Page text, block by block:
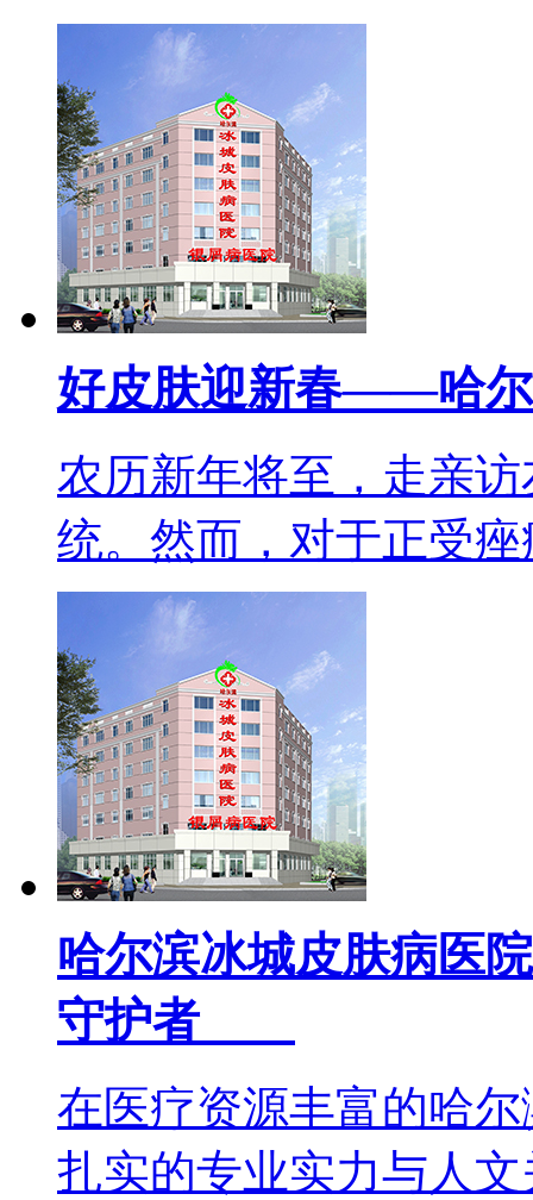
好皮肤迎新春——哈尔
农历新年将至，走亲
统。然而，对于正受
哈尔滨冰城皮肤病医
守护者
在医疗资源丰富的哈
扎实的专业实力与人